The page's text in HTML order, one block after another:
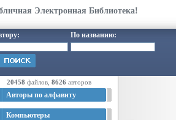
Электронная Библиотека!
По названию:
20458 файлов, 8626 авторов
Авторы по алфавиту
Компьютеры